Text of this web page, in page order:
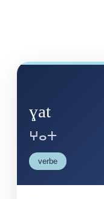
ɣat
ⵖⴰⵜ
verbe